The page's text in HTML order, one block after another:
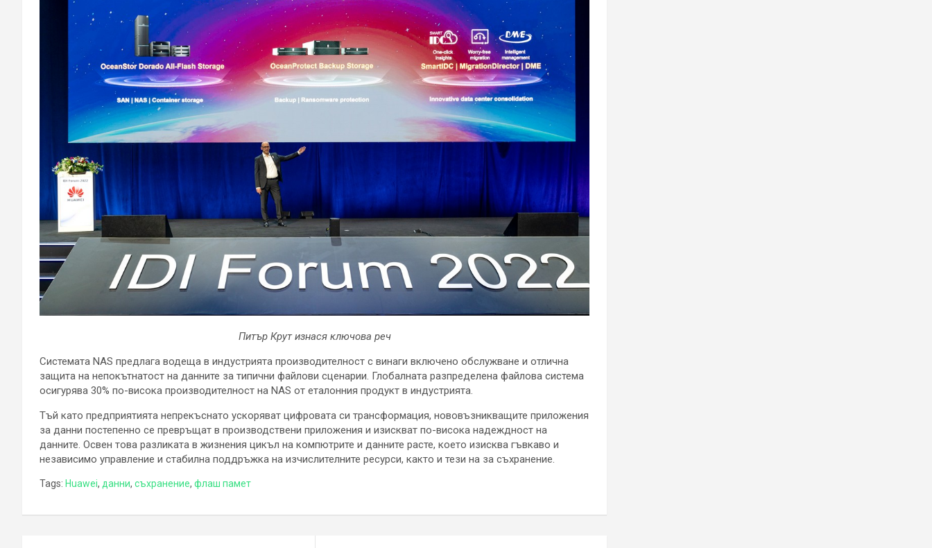
Питър Крут изнася ключова реч
Системата NAS предлага водеща в индустрията производителност с винаги включено обслужване и отлична
защита на непокътнатост на данните за типични файлови сценарии. Глобалната разпределена файлова система
осигурява 30% по-висока производителност на NAS от еталонния продукт в индустрията.
Тъй като предприятията непрекъснато ускоряват цифровата си трансформация, нововъзникващите приложения
за данни постепенно се превръщат в производствени приложения и изискват по-висока надеждност на
данните. Освен това разликата в жизнения цикъл на компютрите и данните расте, което изисква гъвкаво и
независимо управление и стабилна поддръжка на изчислителните ресурси, както и тези на за съхранение.
Tags: Huawei, данни, съхранение, флаш памет